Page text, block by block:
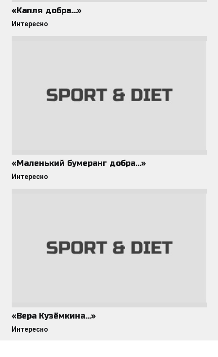
«Капля добра…»
Интересно
«Маленький бумеранг добра…»
Интересно
«Вера Кузёмкина…»
Интересно